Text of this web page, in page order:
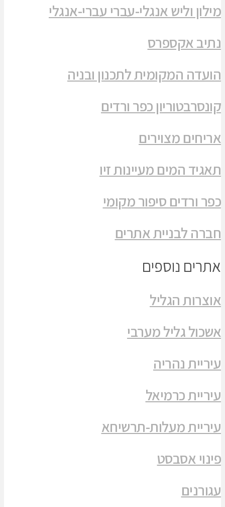
מילון וליש אנגלי-עברי עברי-אנגלי
נתיב אקספרס
הועדה המקומית לתכנון ובניה
קונסרבטוריון כפר ורדים
אריחים מצוירים
תאגיד המים מעיינות זיו
כפר ורדים סיפור מקומי
חברה לבניית אתרים
אתרים נוספים
אוצרות הגליל
אשכול גליל מערבי
עיריית נהריה
עיריית כרמיאל
עיריית מעלות-תרשיחא
פינוי אסבסט
עגורנים